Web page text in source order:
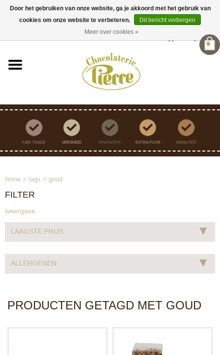
Verzending binnen Nederland vanaf €45,- gratis
Registreren
FAIR TRADE VERSHEID MAATWERK EXTRA PUUR KWALITEIT
home > tags > goud
FILTER
weergave
LAAGSTE PRIJS ▾
ALLERGENEN ▾
PRODUCTEN GETAGD MET GOUD
Door het gebruiken van onze website, ga je akkoord met het gebruik van
cookies om onze website te verbeteren.
Dit bericht verbergen
Meer over cookies »